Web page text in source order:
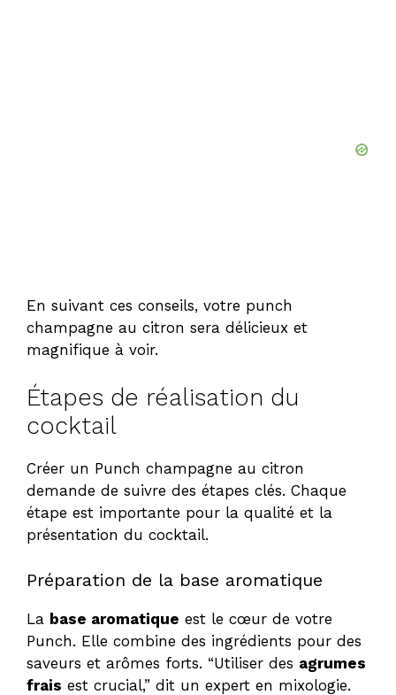
En suivant ces conseils, votre punch
champagne au citron sera délicieux et
magnifique à voir.
Étapes de réalisation du
cocktail
Créer un Punch champagne au citron
demande de suivre des étapes clés. Chaque
étape est importante pour la qualité et la
présentation du cocktail.
Préparation de la base aromatique
La base aromatique est le cœur de votre
Punch. Elle combine des ingrédients pour des
saveurs et arômes forts. “Utiliser des agrumes
frais est crucial,” dit un expert en mixologie.